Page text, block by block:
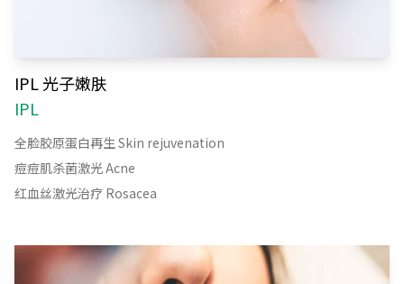
IPL 光子嫩肤
IPL
全脸胶原蛋白再生 Skin rejuvenation
痘痘肌杀菌激光 Acne
红血丝激光治疗 Rosacea